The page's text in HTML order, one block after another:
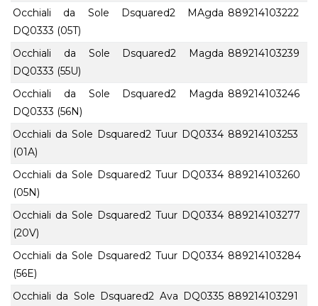
Occhiali da Sole Dsquared2 MAgda
DQ0333 (05T)
889214103222
Occhiali da Sole Dsquared2 Magda
DQ0333 (55U)
889214103239
Occhiali da Sole Dsquared2 Magda
DQ0333 (56N)
889214103246
Occhiali da Sole Dsquared2 Tuur DQ0334
(01A)
889214103253
Occhiali da Sole Dsquared2 Tuur DQ0334
(05N)
889214103260
Occhiali da Sole Dsquared2 Tuur DQ0334
(20V)
889214103277
Occhiali da Sole Dsquared2 Tuur DQ0334
(56E)
889214103284
Occhiali da Sole Dsquared2 Ava DQ0335 889214103291